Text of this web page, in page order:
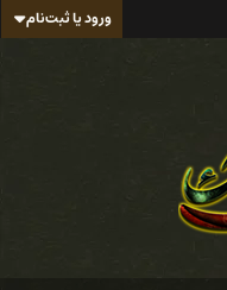
ورود یا ثبت‌نام